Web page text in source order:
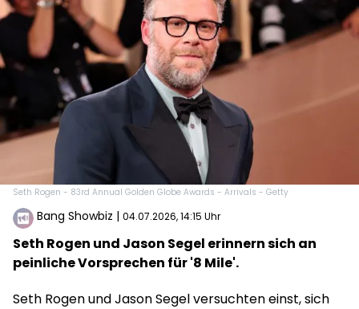
Seth Rogen - 83rd Annual Golden Globe Awards - Arrivals - Getty
Bang Showbiz | 04.07.2026, 14:15 Uhr
Seth Rogen und Jason Segel erinnern sich an
peinliche Vorsprechen für '8 Mile'.
Seth Rogen und Jason Segel versuchten einst, sich